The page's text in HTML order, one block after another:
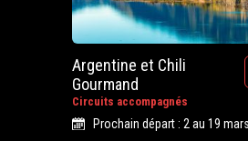
Argentine et Chili
Gourmand
Circuits accompagnés
Prochain départ : 2 au 19